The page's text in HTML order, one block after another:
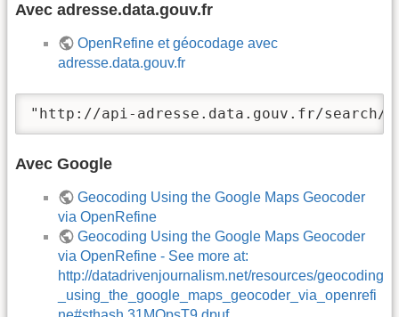
Avec adresse.data.gouv.fr
OpenRefine et géocodage avec
adresse.data.gouv.fr
"http://api-adresse.data.gouv.fr/
Avec Google
Geocoding Using the Google Maps Geocoder
via OpenRefine
Geocoding Using the Google Maps Geocoder
via OpenRefine - See more at:
http://datadrivenjournalism.net/resources/geocoding
_using_the_google_maps_geocoder_via_openrefi